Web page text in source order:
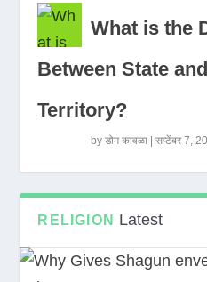
What is the
Between State
Territory?
byडोम कावळा |सप्टेंबर 7,
RELIGION Latest